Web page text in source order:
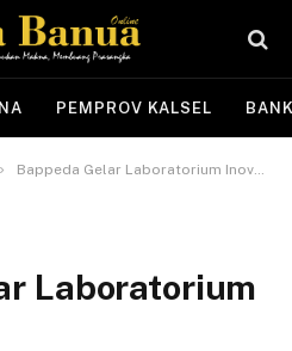
PEMPROV KALSEL
Bappeda Gelar Laboratorium Inovasi
Laboratorium